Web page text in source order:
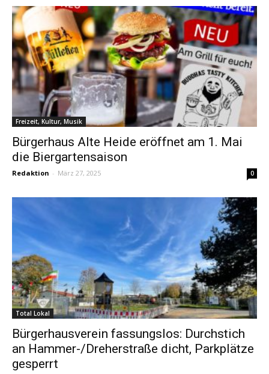
Freizeit, Kultur, Musik
Bürgerhaus Alte Heide eröffnet am 1. Mai
die Biergartensaison
Redaktion - März 27, 2025 0
Total Lokal
Bürgerhausverein fassungslos: Durchstich
an Hammer-/Dreherstraße dicht, Parkplätze
gesperrt